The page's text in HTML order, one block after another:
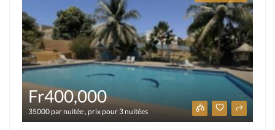
Fr400,000
35000 par nuitée , prix pour 3 nuitées